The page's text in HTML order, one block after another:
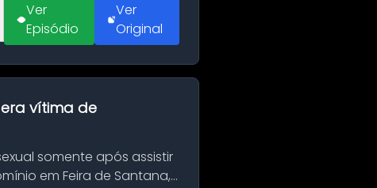
Ver
Episódio
Ver
Original
vítima de
somente após assistir
em Feira de Santana,